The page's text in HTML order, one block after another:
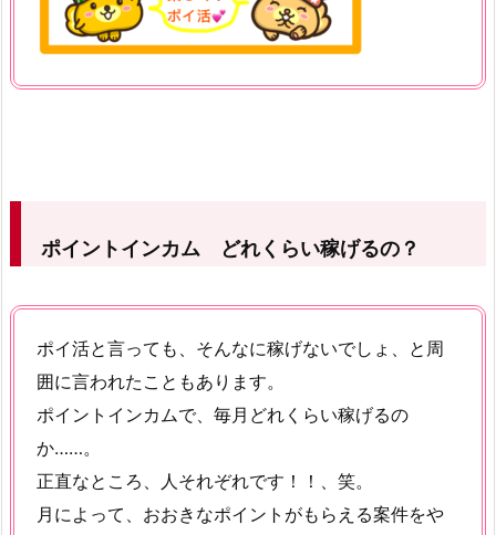
ポイントインカム どれくらい稼げるの？
ポイ活と言っても、そんなに稼げないでしょ、と周
囲に言われたこともあります。
ポイントインカムで、毎月どれくらい稼げるの
か……。
正直なところ、人それぞれです！！、笑。
月によって、おおきなポイントがもらえる案件をや